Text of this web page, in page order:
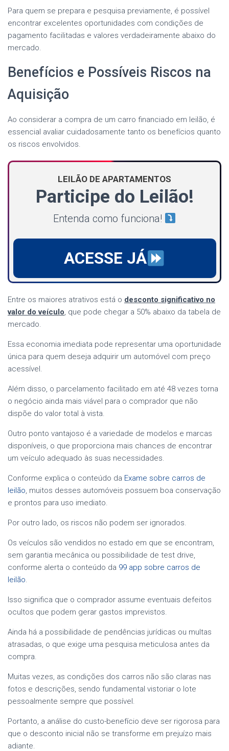
Para quem se prepara e pesquisa previamente, é possível
encontrar excelentes oportunidades com condições de
pagamento facilitadas e valores verdadeiramente abaixo do
mercado.
Benefícios e Possíveis Riscos na
Aquisição
Ao considerar a compra de um carro financiado em leilão, é
essencial avaliar cuidadosamente tanto os benefícios quanto
os riscos envolvidos.
LEILÃO DE APARTAMENTOS
Participe do Leilão!
Entenda como funciona!
ACESSE JÁ
Entre os maiores atrativos está o desconto significativo no
valor do veículo, que pode chegar a 50% abaixo da tabela de
mercado.
Essa economia imediata pode representar uma oportunidade
única para quem deseja adquirir um automóvel com preço
acessível.
Além disso, o parcelamento facilitado em até 48 vezes torna
o negócio ainda mais viável para o comprador que não
dispõe do valor total à vista.
Outro ponto vantajoso é a variedade de modelos e marcas
disponíveis, o que proporciona mais chances de encontrar
um veículo adequado às suas necessidades.
Conforme explica o conteúdo da Exame sobre carros de
leilão, muitos desses automóveis possuem boa conservação
e prontos para uso imediato.
Por outro lado, os riscos não podem ser ignorados.
Os veículos são vendidos no estado em que se encontram,
sem garantia mecânica ou possibilidade de test drive,
conforme alerta o conteúdo da 99 app sobre carros de
leilão.
Isso significa que o comprador assume eventuais defeitos
ocultos que podem gerar gastos imprevistos.
Ainda há a possibilidade de pendências jurídicas ou multas
atrasadas, o que exige uma pesquisa meticulosa antes da
compra.
Muitas vezes, as condições dos carros não são claras nas
fotos e descrições, sendo fundamental vistoriar o lote
pessoalmente sempre que possível.
Portanto, a análise do custo-benefício deve ser rigorosa para
que o desconto inicial não se transforme em prejuízo mais
adiante.